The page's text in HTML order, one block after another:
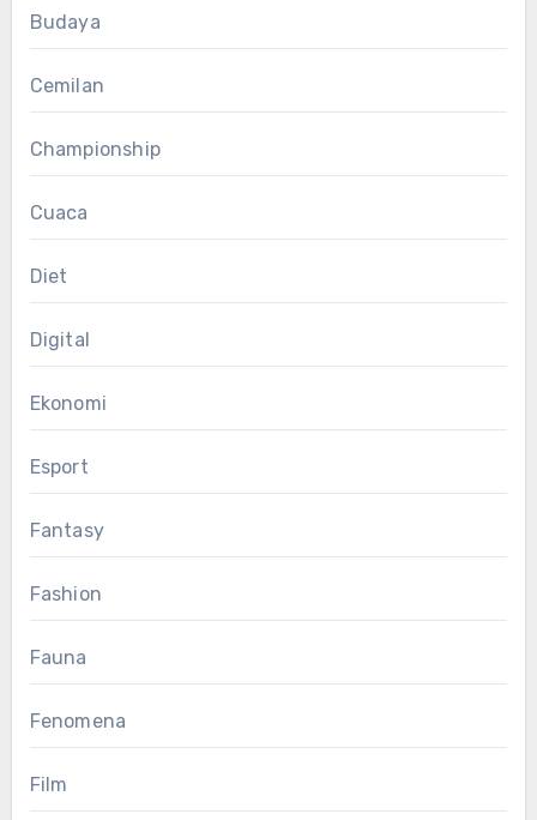
Budaya
Cemilan
Championship
Cuaca
Diet
Digital
Ekonomi
Esport
Fantasy
Fashion
Fauna
Fenomena
Film